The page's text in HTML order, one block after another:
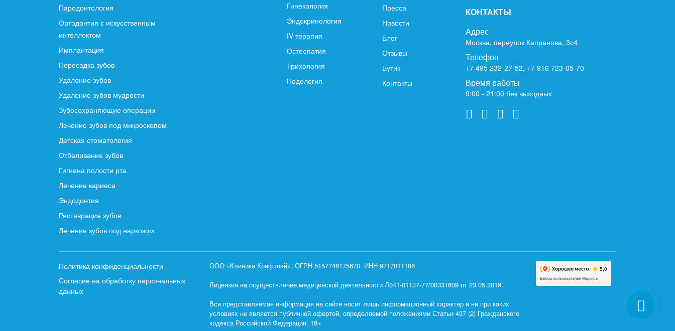
Пародонтология
Ортодонтия с искусственным
интеллектом
Имплантация
Пересадка зубов
Удаление зубов
Удаление зубов мудрости
Зубосохраняющие операции
Лечение зубов под микроскопом
Детская стоматология
Отбеливание зубов
Гигиена полости рта
Лечение кариеса
Эндодонтия
Реставрация зубов
Лечение зубов под наркозом
Гинекология
Эндокринология
IV терапия
Остеопатия
Трихология
Подология
Пресса
Новости
Блог
Отзывы
Бутик
Контакты
КОНТАКТЫ
Адрес
Москва, переулок Капранова, 3с4
Телефон
+7 495 232-27-52, +7 916 723-05-70
Время работы
9:00 - 21:00 без выходных
Политика конфиденциальности
Согласие на обработку персональных
данных
ООО «Клиника Крафтвэй». ОГРН 5157746175670. ИНН 9717011186
Лицензия на осуществление медицинской деятельности Л041-01137-77/00331609 от 23.05.2019.
Вся представляемая информация на сайте носит лишь информационный характер и ни при каких
условиях не является публичной офертой, определяемой положениями Статьи 437 (2) Гражданского
кодекса Российской Федерации. 18+